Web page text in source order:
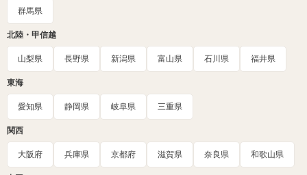
群馬県
北陸・甲信越
山梨県 長野県 新潟県 富山県 石川県 福井県
東海
愛知県 静岡県 岐阜県 三重県
関西
大阪府 兵庫県 京都府 滋賀県 奈良県 和歌山県